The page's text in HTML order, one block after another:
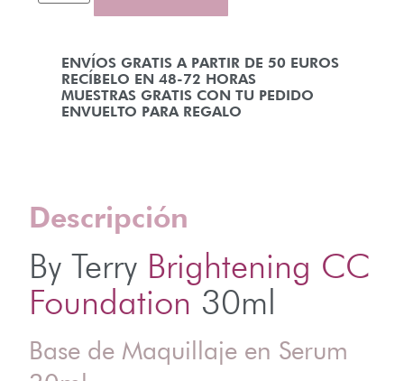
ENVÍOS GRATIS A PARTIR DE 50 EUROS
RECÍBELO EN 48-72 HORAS
MUESTRAS GRATIS CON TU PEDIDO
ENVUELTO PARA REGALO
Descripción
By Terry Brightening CC
Foundation 30ml
Base de Maquillaje en Serum